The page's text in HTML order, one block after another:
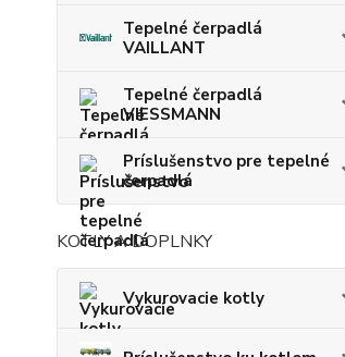
Tepelné čerpadlá
VAILLANT
Tepelné čerpadlá
VIESSMANN
Príslušenstvo pre tepelné
čerpadlá
KOTLY A DOPLNKY
Vykurovacie kotly